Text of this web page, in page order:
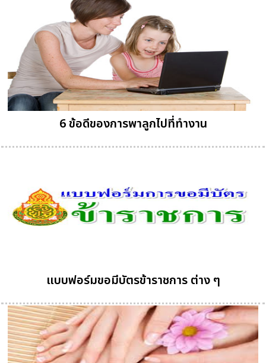
6 ข้อดีของการพาลูกไปที่ทำงาน
แบบฟอร์มขอมีบัตรข้าราชการ ต่าง ๆ